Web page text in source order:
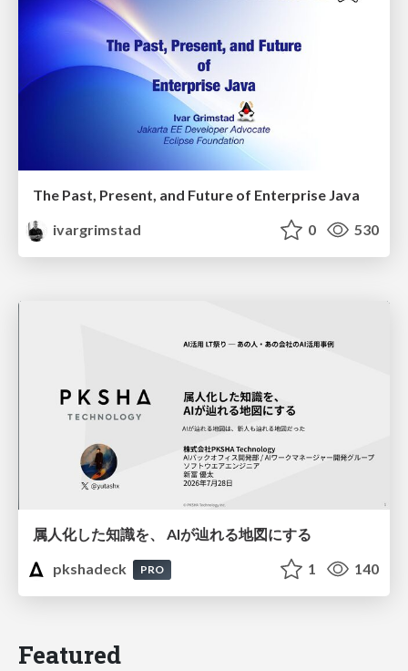
The Past, Present, and Future of Enterprise Java
ivargrimstad
0 530
属人化した知識を、 AIが辿れる地図にする
pkshadeck
PRO 1 140
Featured